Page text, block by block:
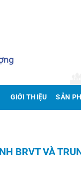
GIỚI THIỆU SẢN
BRVT VÀ